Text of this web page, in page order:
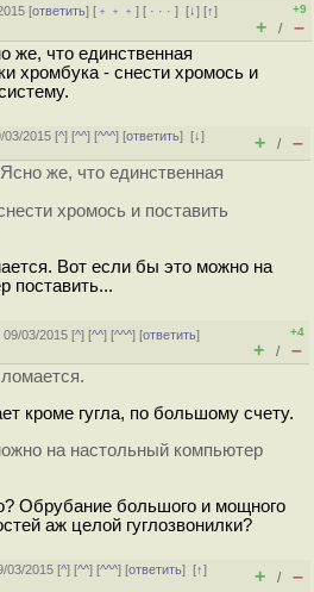
[ответить] [ ﹢﹢﹢] [ · · ·][↓] [↑]
+9
+ / –
же, что единственная
хромбука - снести хромось и
03/2015 [^] [^^] [^^^] [ответить][↓]
+ / –
же, что единственная
хромось и поставить
Вот если бы это можно на
поставить...
09/03/2015 [^] [^^] [^^^] [ответить]
+4
+ / –
кроме гугла, по большому счету.
на настольный компьютер
Обрубание большого и мощного
аж целой гуглозвонилки?
03/2015 [^] [^^] [^^^] [ответить][↑]
+ / –